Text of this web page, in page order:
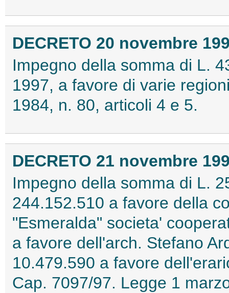
DECRETO 20 novembre
Impegno della somma di L.
1997, a favore di varie
1984, n. 80, articoli 4 e 5.
DECRETO 21 novembre
Impegno della somma di L.
244.152.510 a favore della
"Esmeralda" societa'
a favore dell'arch. Stefano
10.479.590 a favore
Cap. 7097/97. Legge 1